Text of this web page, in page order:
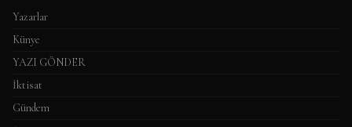
Yazarlar
Künye
YAZI GÖNDER
İktisat
Gündem